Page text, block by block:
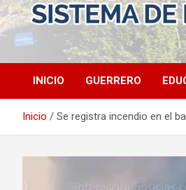
INICIO GUERRERO
Inicio Se registra incendio en el